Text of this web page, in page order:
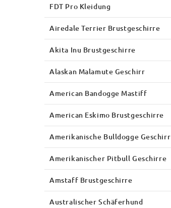
FDT Pro Kleidung
Airedale Terrier Brustgeschirre
Akita Inu Brustgeschirre
Alaskan Malamute Geschirr
American Bandogge Mastiff
American Eskimo Brustgeschirre
Amerikanische Bulldogge Geschirr
Amerikanischer Pitbull Geschirre
Amstaff Brustgeschirre
Australischer Schäferhund